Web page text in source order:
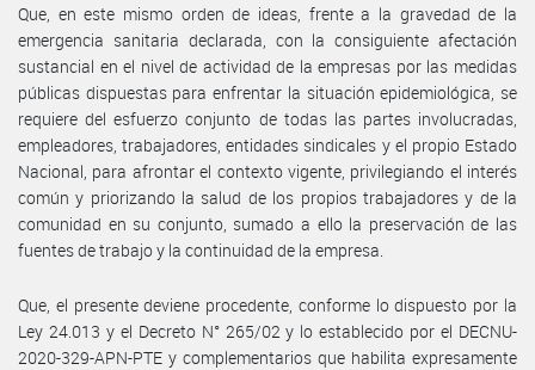
Que, en este mismo orden de ideas, frente a la gravedad de la
emergencia sanitaria declarada, con la consiguiente afectación
sustancial en el nivel de actividad de la empresas por las medidas
públicas dispuestas para enfrentar la situación epidemiológica, se
requiere del esfuerzo conjunto de todas las partes involucradas,
empleadores, trabajadores, entidades sindicales y el propio Estado
Nacional, para afrontar el contexto vigente, privilegiando el interés
común y priorizando la salud de los propios trabajadores y de la
comunidad en su conjunto, sumado a ello la preservación de las
fuentes de trabajo y la continuidad de la empresa.
Que, el presente deviene procedente, conforme lo dispuesto por la
Ley 24.013 y el Decreto N° 265/02 y lo establecido por el DECNU-
2020-329-APN-PTE y complementarios que habilita expresamente